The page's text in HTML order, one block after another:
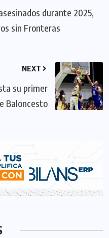
durante 2025,
sin Fronteras
NEXT
su primer
Baloncesto